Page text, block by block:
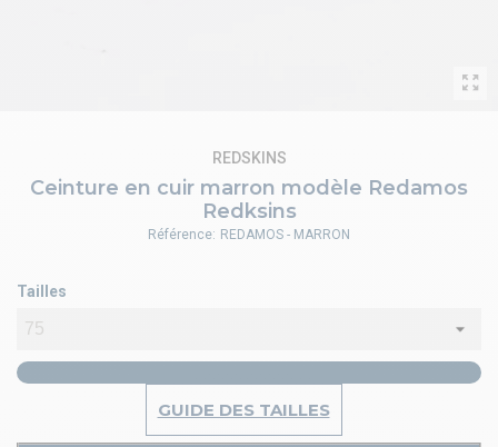
Ceinture en cuir marron modèle Redamos
Redksins
REDSKINS
Tailles
GUIDE DES TAILLES
Référence: REDAMOS - MARRON